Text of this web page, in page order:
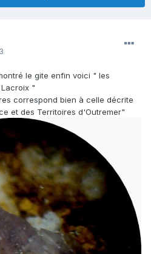
le gite enfin voici " les
"
correspond bien à celle décrite
et des Territoires d'Outremer"